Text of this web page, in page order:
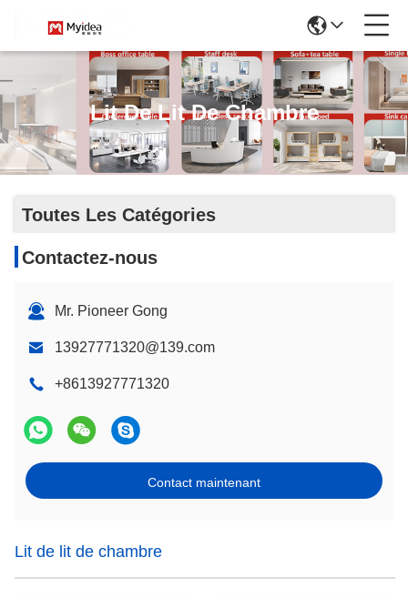
Lit De Lit De Chambre
Toutes Les Catégories
Contactez-nous
Mr. Pioneer Gong
13927771320@139.com
+8613927771320
Contact maintenant
Lit de lit de chambre